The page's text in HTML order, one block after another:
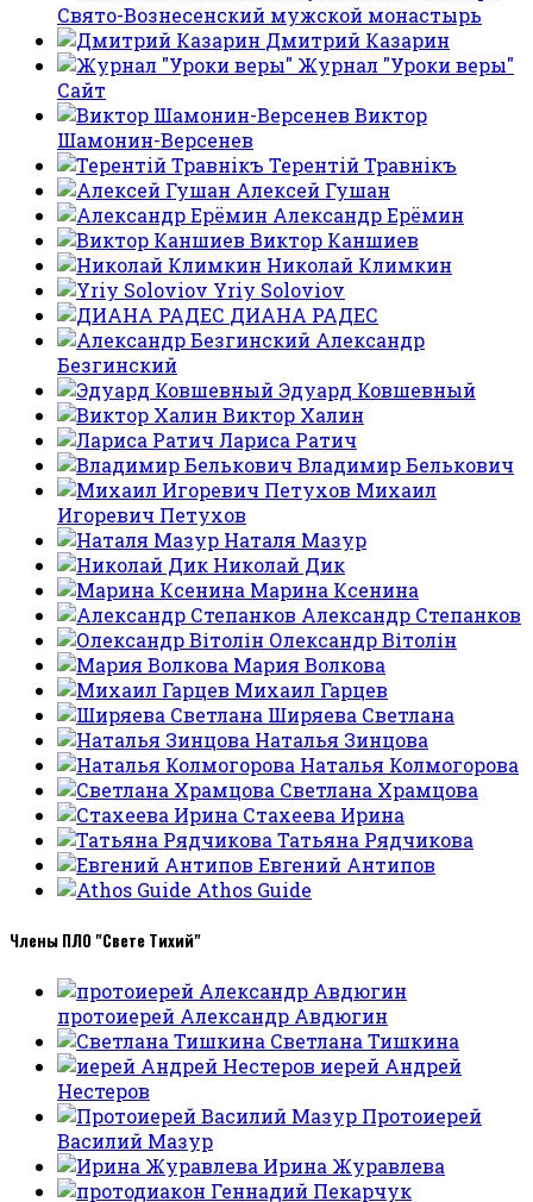
Свято-Вознесенский мужской монастырь
Дмитрий Казарин
Журнал "Уроки веры"
Сайт
Виктор
Шамонин-Версенев
Терентiй Травнiкъ
Алексей Гушан
Александр Ерёмин
Виктор Каншиев
Николай Климкин
Yriy Soloviov
ДИАНА РАДЕС
Александр
Безгинский
Эдуард Ковшевный
Виктор Халин
Лариса Ратич
Владимир Белькович
Михаил
Игоревич Петухов
Наталя Мазур
Николай Дик
Марина Ксенина
Александр Степанков
Олександр Вітолін
Мария Волкова
Михаил Гарцев
Ширяева Светлана
Наталья Зинцова
Наталья Колмогорова
Светлана Храмцова
Стахеева Ирина
Татьяна Рядчикова
Евгений Антипов
Athos Guide
Члены ПЛО "Свете Тихий"
протоиерей Александр Авдюгин
Светлана Тишкина
иерей Андрей
Нестеров
Протоиерей
Василий Мазур
Ирина Журавлева